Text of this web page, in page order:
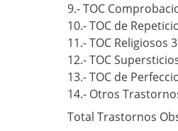
9.- TOC
10.- TOC de
11.- TOC Religiosos 3
12.- TOC
13.- TOC de
14.- Otros
Total Trastornos